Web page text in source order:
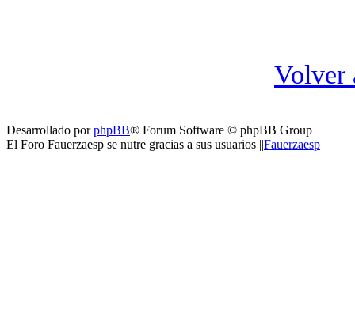
Volver
Desarrollado porphpBB® Forum Software © phpBB Group
El Foro Fauerzaesp se nutre gracias a sus usuarios ||Fauerzaesp